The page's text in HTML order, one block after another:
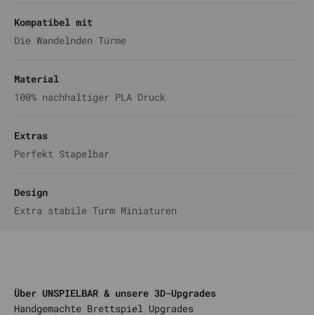
Kompatibel mit
Die Wandelnden Türme
Material
100% nachhaltiger PLA Druck
Extras
Perfekt Stapelbar
Design
Extra stabile Turm Miniaturen
Über UNSPIELBAR & unsere 3D-Upgrades